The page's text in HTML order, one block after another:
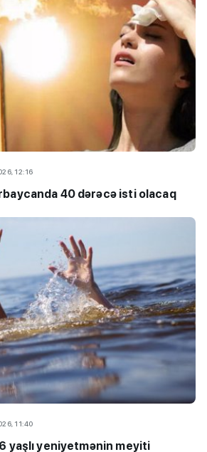
12:16
40 dərəcə isti olacaq
11:40
yaşlı yeniyetmənin meyiti